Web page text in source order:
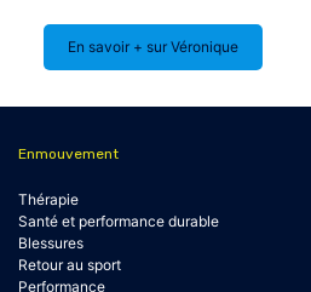
En savoir + sur Véronique
Enmouvement
Thérapie
Santé et performance durable
Blessures
Retour au sport
Performance